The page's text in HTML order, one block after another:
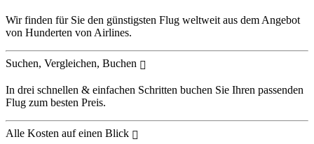
Wir finden für Sie den günstigsten Flug weltweit aus dem Angebot
von Hunderten von Airlines.
Suchen, Vergleichen, Buchen
In drei schnellen & einfachen Schritten buchen Sie Ihren passenden
Flug zum besten Preis.
Alle Kosten auf einen Blick